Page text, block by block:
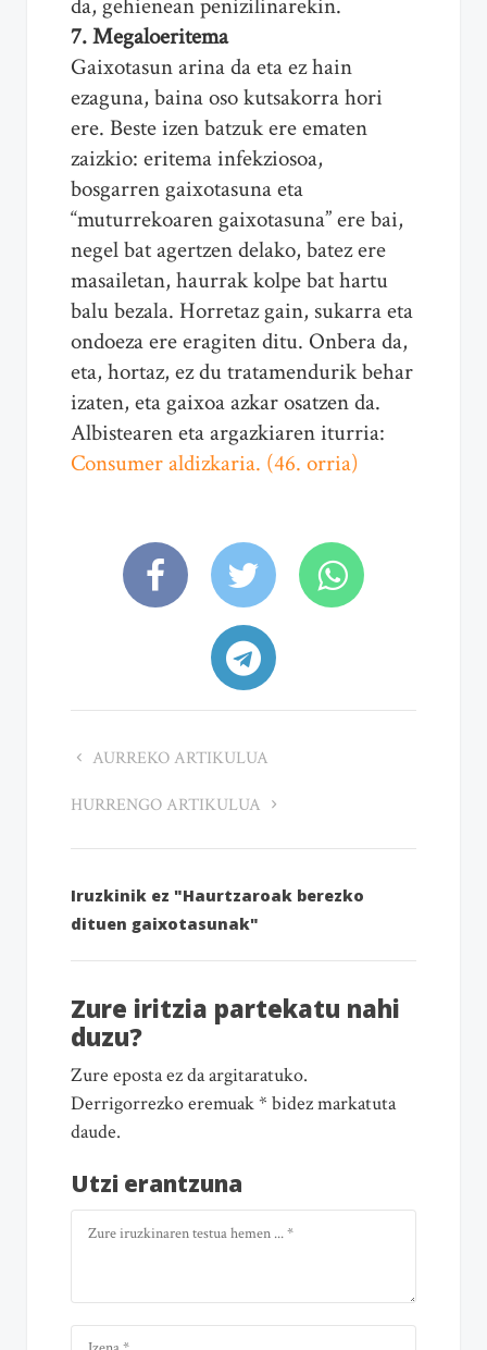
7. Megaloeritema
Gaixotasun arina da eta ez hain
ezaguna, baina oso kutsakorra hori
ere. Beste izen batzuk ere ematen
zaizkio: eritema infekziosoa,
bosgarren gaixotasuna eta
“muturrekoaren gaixotasuna” ere bai,
negel bat agertzen delako, batez ere
masailetan, haurrak kolpe bat hartu
balu bezala. Horretaz gain, sukarra eta
ondoeza ere eragiten ditu. Onbera da,
eta, hortaz, ez du tratamendurik behar
izaten, eta gaixoa azkar osatzen da.
Albistearen eta argazkiaren iturria:
Consumer aldizkaria. (46. orria)
AURREKO ARTIKULUA
HURRENGO ARTIKULUA
Iruzkinik ez "Haurtzaroak berezko
dituen gaixotasunak"
Zure iritzia partekatu nahi
duzu?
Zure eposta ez da argitaratuko.
Derrigorrezko eremuak * bidez markatuta
daude.
Utzi erantzuna